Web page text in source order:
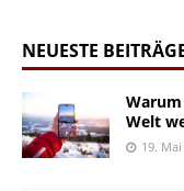
NEUESTE
Welt
19.